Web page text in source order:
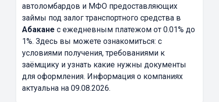
автоломбардов и МФО предоставляющих
займы под залог транспортного средства в
Абакане с ежедневным платежом от 0.01% до
1%. Здесь вы можете ознакомиться: с
условиями получения, требованиями к
заёмщику и узнать какие нужны документы
для оформления. Информация о компаниях
актуальна на 09.08.2026.